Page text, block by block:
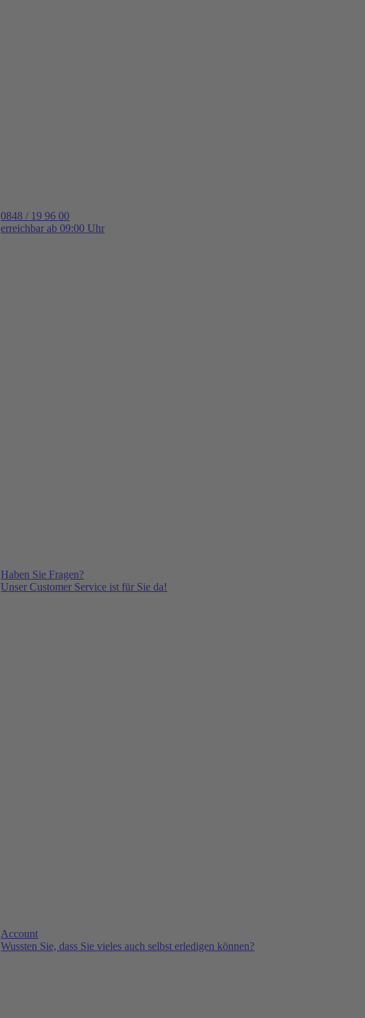
0848 / 19 96 00
erreichbar ab 09:00 Uhr
Haben Sie Fragen?
Unser Customer Service ist für Sie da!
Account
Wussten Sie, dass Sie vieles auch selbst erledigen können?